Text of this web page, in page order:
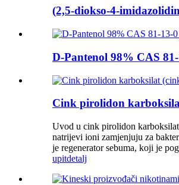
(2,5-diokso-4-
D-Pantenol 98% CAS
Cink pirolidon
Uvod u cink pirolidon
natrijevi ioni zamjenjuju za
je regenerator sebuma, koji je
upitdetalj